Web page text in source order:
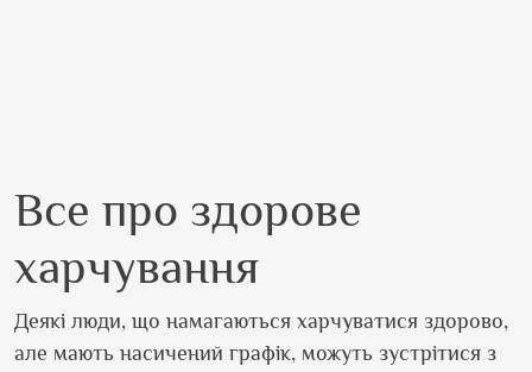
Все про здорове
харчування
Деякі люди, що намагаються харчуватися здорово,
але мають насичений графік, можуть зустрітися з